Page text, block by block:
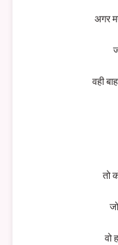
अगर
वही
तो
वो